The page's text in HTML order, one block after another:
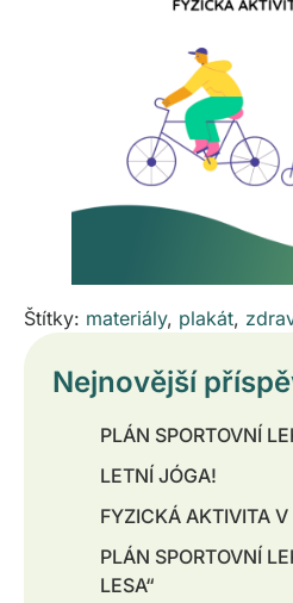
Štítky: materiály, plakát,
Nejnovější
PLÁN SPORTOVNÍ
LETNÍ JÓGA!
FYZICKÁ AKTIVITA V
PLÁN SPORTOVNÍ
LESA“